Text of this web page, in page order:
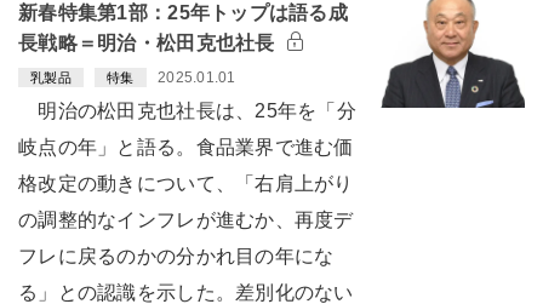
新春特集第1部：25年トップは語る成
長戦略＝明治・松田克也社長
乳製品 特集 2025.01.01
明治の松田克也社長は、25年を「分
岐点の年」と語る。食品業界で進む価
格改定の動きについて、「右肩上がり
の調整的なインフレが進むか、再度デ
フレに戻るのかの分かれ目の年にな
る」との認識を示した。差別化のない